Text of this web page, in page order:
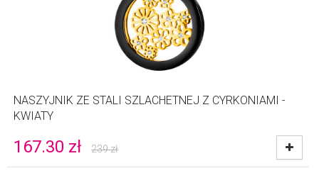
NASZYJNIK ZE STALI SZLACHETNEJ Z CYRKONIAMI -
KWIATY
167.30 zł 239zł